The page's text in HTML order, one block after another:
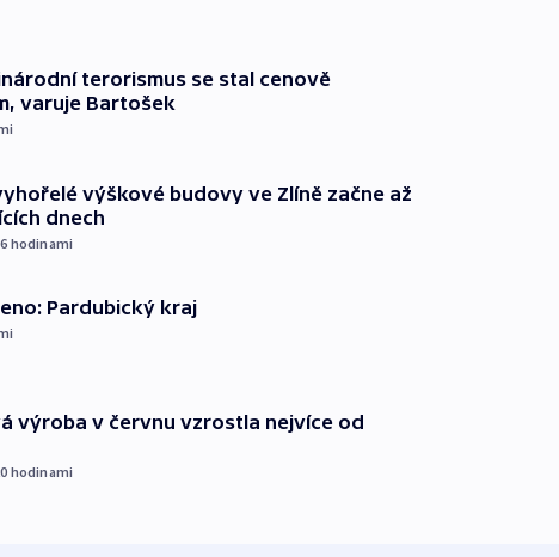
terorismus se stal cenově
varuje Bartošek
výškové budovy ve Zlíně začne až
dnech
hodinami
Pardubický kraj
výroba v červnu vzrostla nejvíce od
hodinami